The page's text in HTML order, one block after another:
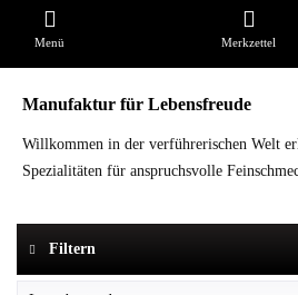
Menü Merkzettel
Manufaktur für Lebensfreude
Willkommen in der verführerischen Welt
Spezialitäten für anspruchsvolle
Filtern